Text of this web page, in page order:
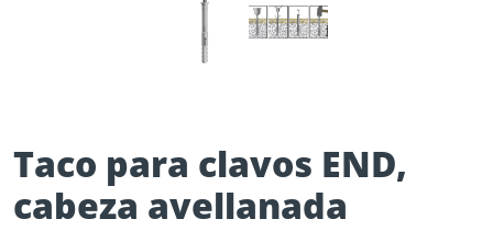
Taco para clavos END,
cabeza avellanada